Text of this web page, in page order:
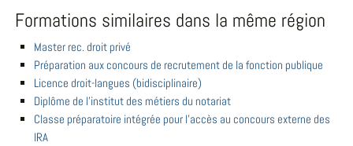
Formations similaires dans la même région
Master rec. droit privé
Préparation aux concours de recrutement de la fonction publique
Licence droit-langues (bidisciplinaire)
Diplôme de l'institut des métiers du notariat
Classe préparatoire intégrée pour l'accès au concours externe des
IRA